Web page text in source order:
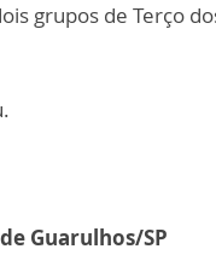
grupos de Terço
Guarulhos/SP